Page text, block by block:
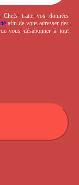
Chefs traite vos données
afin de vous adresser des
vous désabonner à tout